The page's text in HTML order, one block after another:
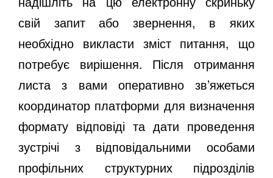
свій запит або звернення, в яких
необхідно викласти зміст питання, що
потребує вирішення. Після отримання
листа з вами оперативно зв’яжеться
координатор платформи для визначення
формату відповіді та дати проведення
зустрічі з відповідальними особами
профільних структурних підрозділів